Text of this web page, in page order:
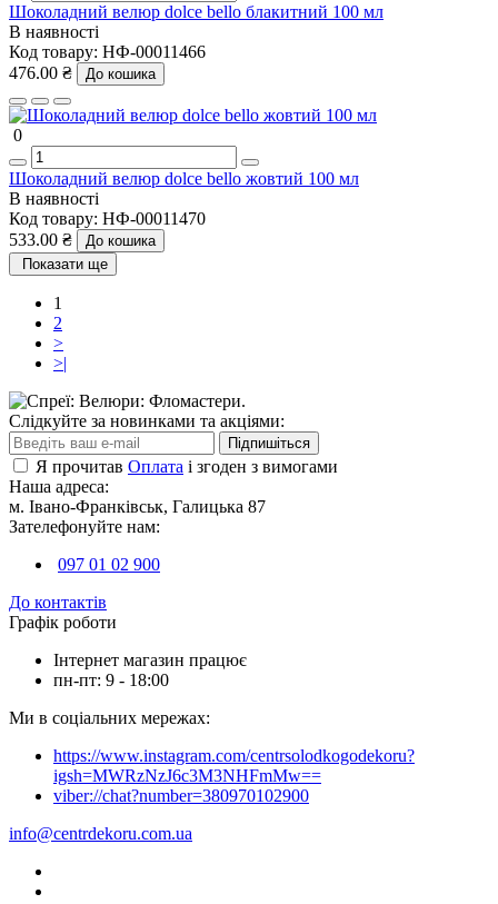
Шоколадний велюр dolce bello блакитний 100 мл
В наявності
Код товару: НФ-00011466
476.00 ₴
До кошика
0
Шоколадний велюр dolce bello жовтий 100 мл
В наявності
Код товару: НФ-00011470
533.00 ₴
До кошика
Показати ще
1
2
>
>|
Слідкуйте за новинками та акціями:
Підпишіться
Я прочитав Оплата і згоден з вимогами
Наша адреса:
м. Івано-Франківськ, Галицька 87
Зателефонуйте нам:
097 01 02 900
До контактів
Графік роботи
Інтернет магазин працює
пн-пт: 9 - 18:00
Ми в соціальних мережах:
https://www.instagram.com/centrsolodkogodekoru?
igsh=MWRzNzJ6c3M3NHFmMw==
viber://chat?number=380970102900
info@centrdekoru.com.ua